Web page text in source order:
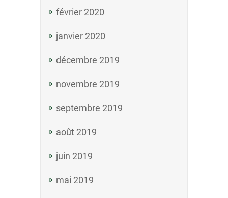
février 2020
janvier 2020
décembre 2019
novembre 2019
septembre 2019
août 2019
juin 2019
mai 2019